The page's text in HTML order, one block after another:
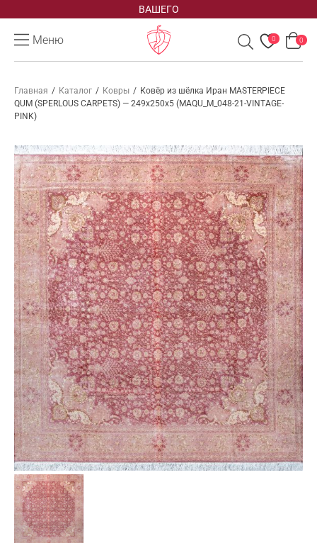
ВАШЕГО
Меню 0 0
Главная / Каталог / Ковры / Ковёр из шёлка Иран MASTERPIECE
QUM (SPERLOUS CARPETS) — 249x250x5 (MAQU_M_048-21-VINTAGE-
PINK)